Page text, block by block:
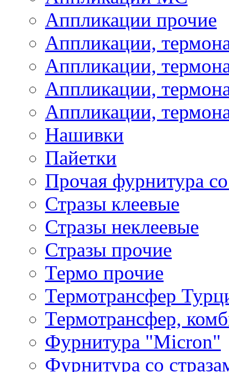
Аппликации прочие
Аппликации,
Аппликации,
Аппликации,
Аппликации,
Нашивки
Пайетки
Прочая фурнитура
Стразы клеевые
Стразы неклеевые
Стразы прочие
Термо прочие
Термотрансфер
Термотрансфер,
Фурнитура "Micron"
Фурнитура со